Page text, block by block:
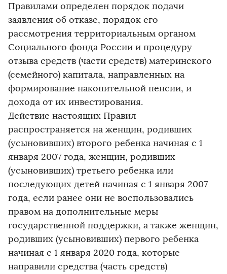
Правилами определен порядок подачи
заявления об отказе, порядок его
рассмотрения территориальным органом
Социального фонда России и процедуру
отзыва средств (части средств) материнского
(семейного) капитала, направленных на
формирование накопительной пенсии, и
дохода от их инвестирования.
Действие настоящих Правил
распространяется на женщин, родивших
(усыновивших) второго ребенка начиная с 1
января 2007 года, женщин, родивших
(усыновивших) третьего ребенка или
последующих детей начиная с 1 января 2007
года, если ранее они не воспользовались
правом на дополнительные меры
государственной поддержки, а также женщин,
родивших (усыновивших) первого ребенка
начиная с 1 января 2020 года, которые
направили средства (часть средств)